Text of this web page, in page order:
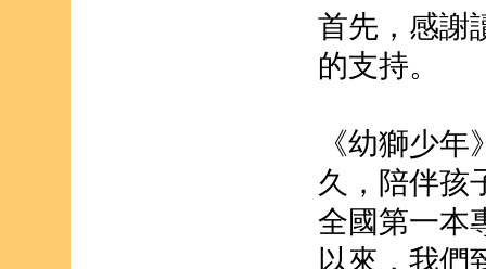
首先，感謝
的支持。
《幼獅少
久，陪伴孩
全國第一本
以來，我們